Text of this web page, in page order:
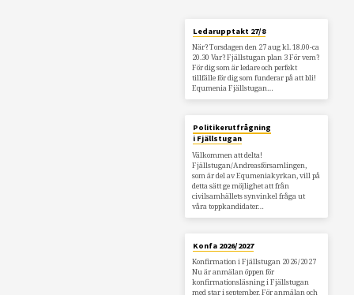
Ledarupptakt 27/8
När? Torsdagen den 27 aug kl. 18.00-ca
20.30 Var? Fjällstugan plan 3 För vem?
För dig som är ledare och perfekt
tillfälle för dig som funderar på att bli!
Equmenia Fjällstugan…
Politikerutfrågning
i Fjällstugan
Välkommen att delta!
Fjällstugan/Andreasförsamlingen,
som är del av Equmeniakyrkan, vill på
detta sätt ge möjlighet att från
civilsamhällets synvinkel fråga ut
våra toppkandidater…
Konfa 2026/2027
Konfirmation i Fjällstugan 2026/2027
Nu är anmälan öppen för
konfirmationsläsning i Fjällstugan
med star i september. För anmälan och